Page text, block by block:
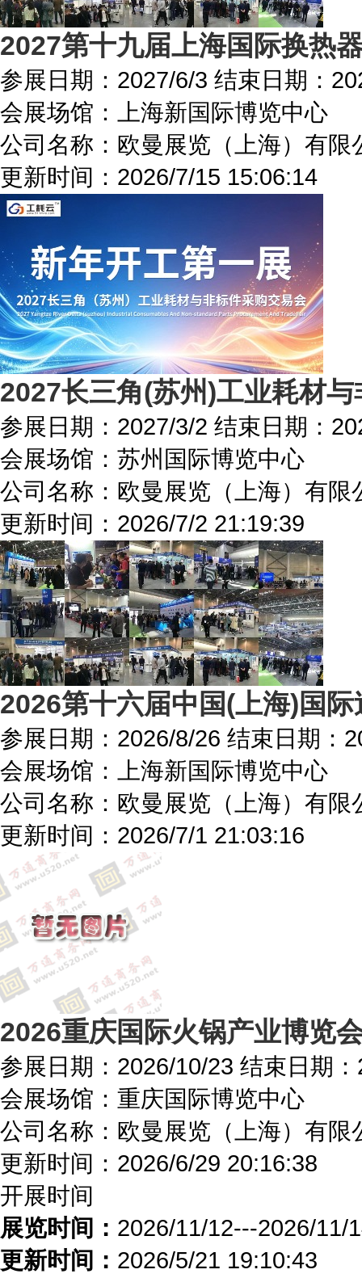
2027第十九届上海国际换热
参展日期： 2027/6/3 结束日期：
会展场馆：
上海新国际博览中心
公司名称：欧曼展览（上海）有限
更新时间： 2026/7/15 15:06:14
2027长三角(苏州)工业耗材
参展日期： 2027/3/2 结束日期：
会展场馆： 苏州国际博览中心
公司名称：欧曼展览（上海）有限
更新时间： 2026/7/2 21:19:39
2026第十六届中国(上海)国
参展日期： 2026/8/26 结束日期：
会展场馆：
上海新国际博览中心
公司名称：欧曼展览（上海）有限
更新时间： 2026/7/1 21:03:16
2026重庆国际火锅产业博览
参展日期： 2026/10/23 结束日期：
会展场馆： 重庆国际博览中心
公司名称：欧曼展览（上海）有限
更新时间： 2026/6/29 20:16:38
开展时间
展览时间： 2026/11/12---2026/11/
更新时间： 2026/5/21 19:10:43